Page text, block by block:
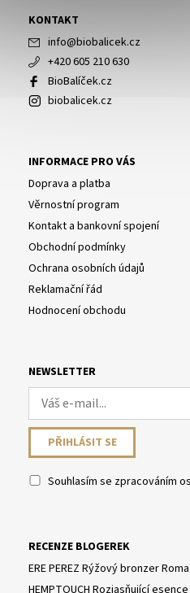
KONTAKT
info@biobalicek.cz
+420 605 210 630
BioBalíček.cz
biobalicek.cz
INFORMACE PRO VÁS
Doprava a platba
Věrnostní program
Kontakt a bankovní spojení
Obchodní podmínky
Ochrana osobních údajů
Reklamační řád
Hodnocení obchodu
NEWSLETTER
Souhlasím se zpracováním
RECENZE BLOGEREK
ERE PEREZ Rýžový bronzer
HEMPTOUCH Rozjasňující